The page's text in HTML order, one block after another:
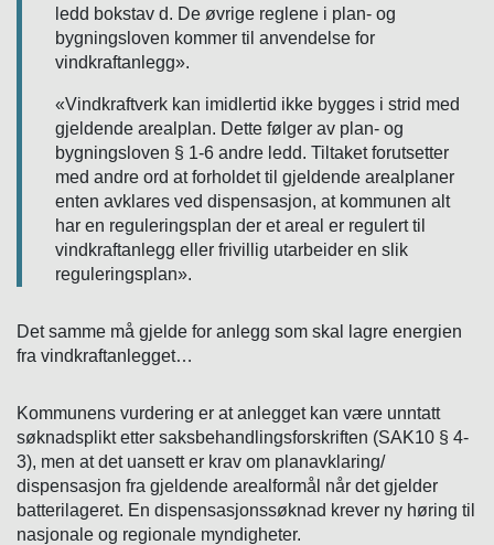
ledd bokstav d. De øvrige reglene i plan- og
bygningsloven kommer til anvendelse for
vindkraftanlegg».
«Vindkraftverk kan imidlertid ikke bygges i strid med
gjeldende arealplan. Dette følger av plan- og
bygningsloven § 1-6 andre ledd. Tiltaket forutsetter
med andre ord at forholdet til gjeldende arealplaner
enten avklares ved dispensasjon, at kommunen alt
har en reguleringsplan der et areal er regulert til
vindkraftanlegg eller frivillig utarbeider en slik
reguleringsplan».
Det samme må gjelde for anlegg som skal lagre energien
fra vindkraftanlegget…
Kommunens vurdering er at anlegget kan være unntatt
søknadsplikt etter saksbehandlingsforskriften (SAK10 § 4-
3), men at det uansett er krav om planavklaring/
dispensasjon fra gjeldende arealformål når det gjelder
batterilageret. En dispensasjonssøknad krever ny høring til
nasjonale og regionale myndigheter.